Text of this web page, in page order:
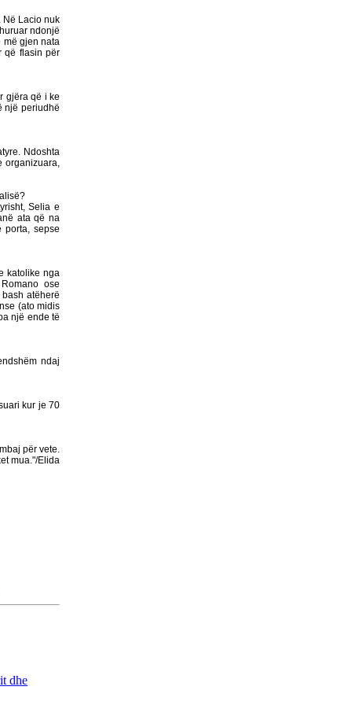
Në Lacio nuk
ndonjë
më gjen nata
që flasin për
gjëra që i ke
një periudhë
Ndoshta
organizuara,
Selia e
ata që na
sepse
katolike nga
ose
atëherë
(ato midis
një ende të
ndaj
kur je 70
për vete.
mua."/Elida
dhe